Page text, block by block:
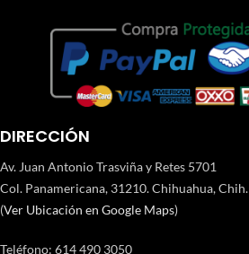
DIRECCIÓN
Av. Juan Antonio Trasviña y Retes 5701
Col. Panamericana, 31210. Chihuahua, Chih.
(Ver Ubicación en Google Maps)
Teléfono: 614 490 3050